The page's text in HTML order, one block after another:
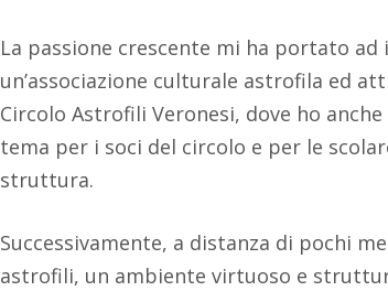
La passione crescente mi ha portato ad
un’associazione culturale astrofila ed
Circolo Astrofili Veronesi, dove ho
tema per i soci del circolo e per le
struttura.
Successivamente, a distanza di pochi
astrofili, un ambiente virtuoso e